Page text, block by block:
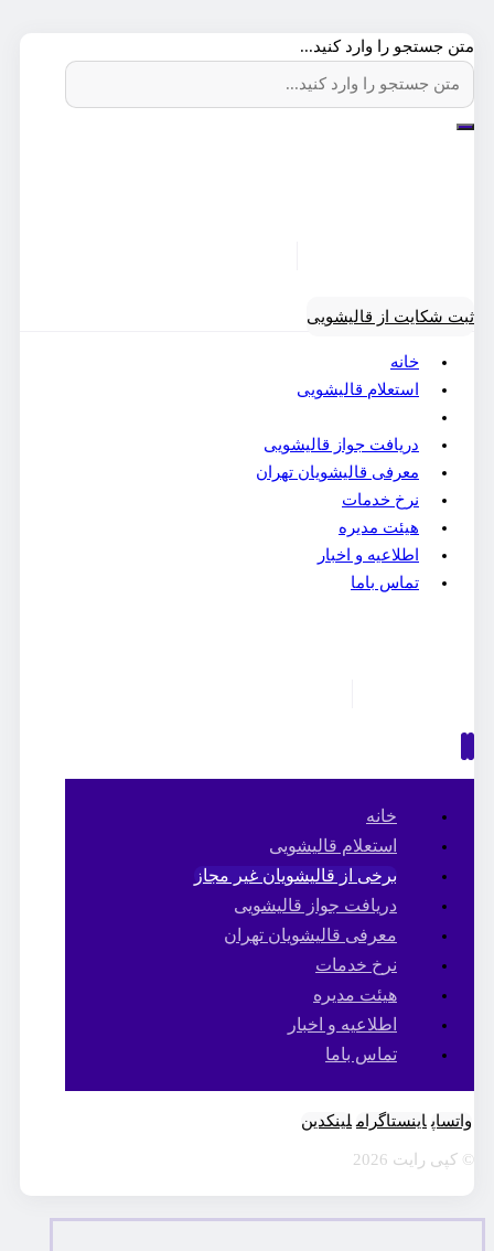
متن جستجو را وارد کنید...
ثبت شکایت از قالیشویی
خانه
استعلام قالیشویی
دریافت جواز قالیشویی
معرفی قالیشویان تهران
نرخ خدمات
هیئت مدیره
اطلاعیه و اخبار
تماس باما
خانه
استعلام قالیشویی
برخی از قالیشویان غیر مجاز
دریافت جواز قالیشویی
معرفی قالیشویان تهران
نرخ خدمات
هیئت مدیره
اطلاعیه و اخبار
تماس باما
واتساپ اینستاگرام لینکدین
© کپی رایت 2026